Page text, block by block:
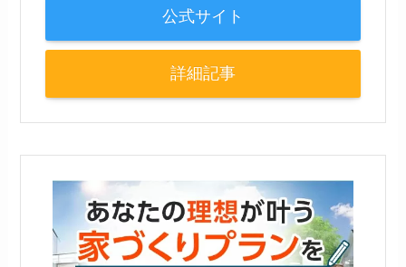
公式サイト
詳細記事